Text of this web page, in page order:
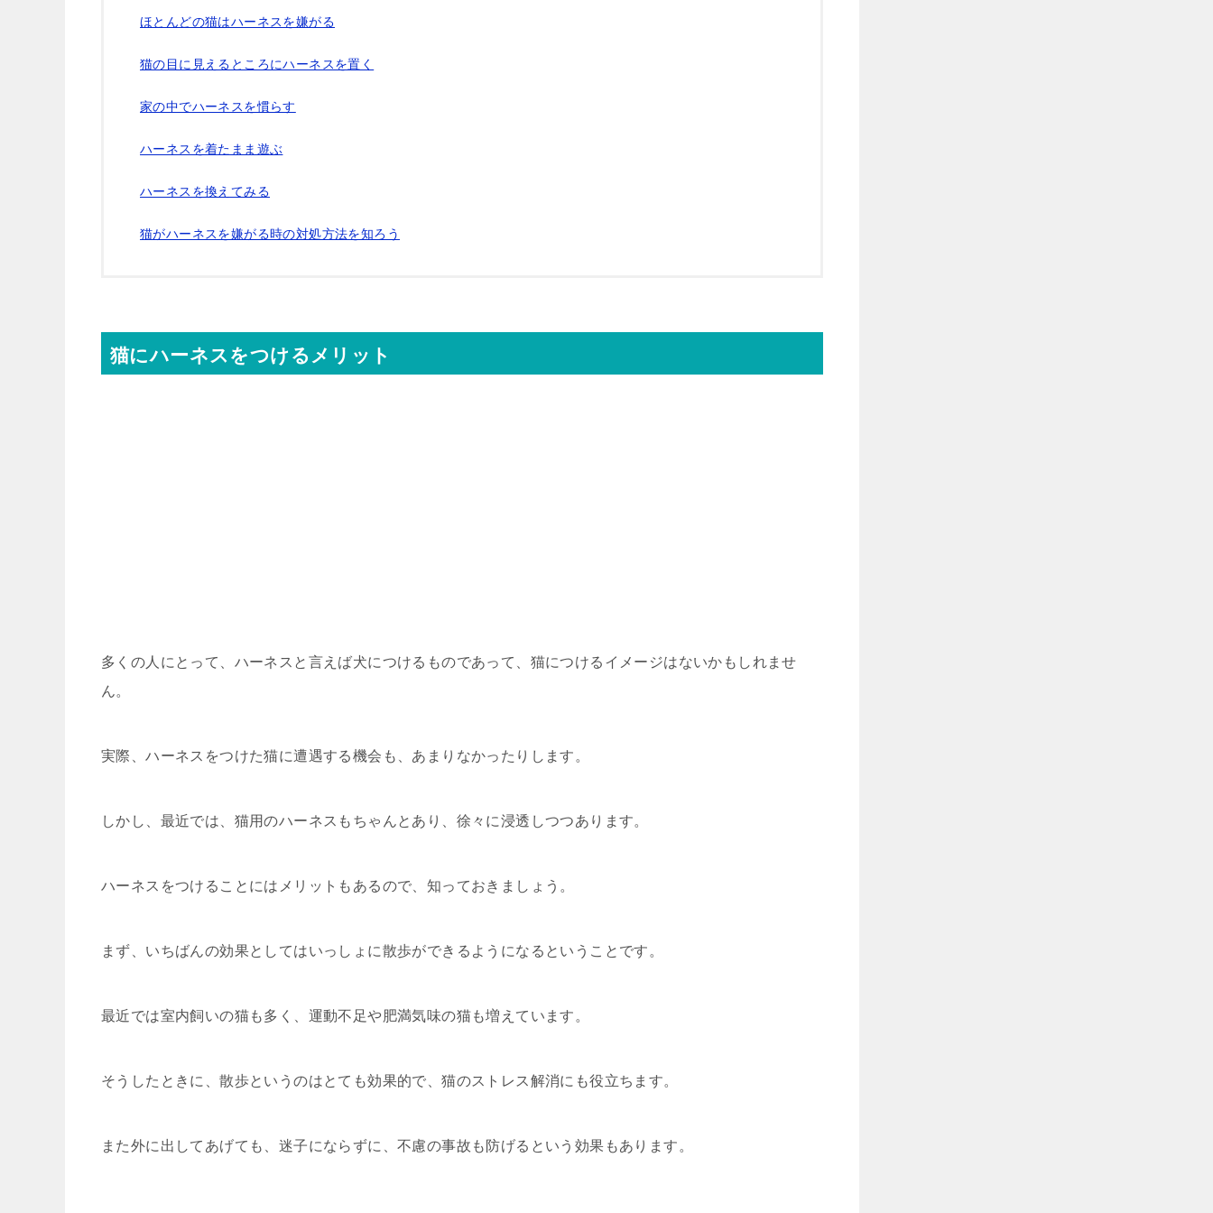
ほとんどの猫はハーネスを嫌がる
猫の目に見えるところにハーネスを置く
家の中でハーネスを慣らす
ハーネスを着たまま遊ぶ
ハーネスを換えてみる
猫がハーネスを嫌がる時の対処方法を知ろう
猫にハーネスをつけるメリット
多くの人にとって、ハーネスと言えば犬につけるものであって、猫につけるイメージはないかもしれませ
ん。
実際、ハーネスをつけた猫に遭遇する機会も、あまりなかったりします。
しかし、最近では、猫用のハーネスもちゃんとあり、徐々に浸透しつつあります。
ハーネスをつけることにはメリットもあるので、知っておきましょう。
まず、いちばんの効果としてはいっしょに散歩ができるようになるということです。
最近では室内飼いの猫も多く、運動不足や肥満気味の猫も増えています。
そうしたときに、散歩というのはとても効果的で、猫のストレス解消にも役立ちます。
また外に出してあげても、迷子にならずに、不慮の事故も防げるという効果もあります。